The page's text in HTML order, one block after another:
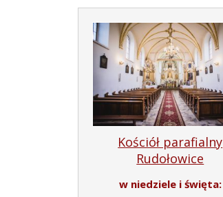
Kościół parafialny
Rudołowice
w niedziele i święta: